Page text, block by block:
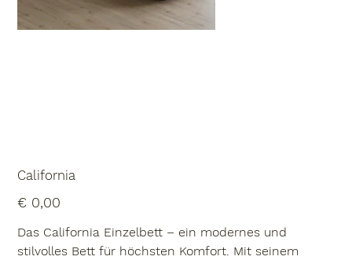
California
€ 0,00
Das California Einzelbett – ein modernes und
stilvolles Bett für höchsten Komfort. Mit seinem